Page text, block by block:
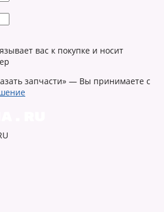
вас к покупке и носит
запчасти» — Вы принимаете с